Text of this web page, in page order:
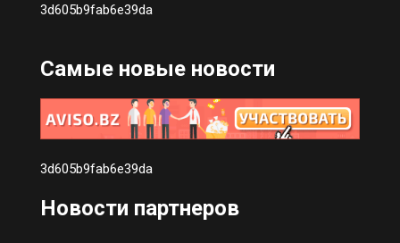
3d605b9fab6e39da
Самые новые новости
3d605b9fab6e39da
Новости партнеров